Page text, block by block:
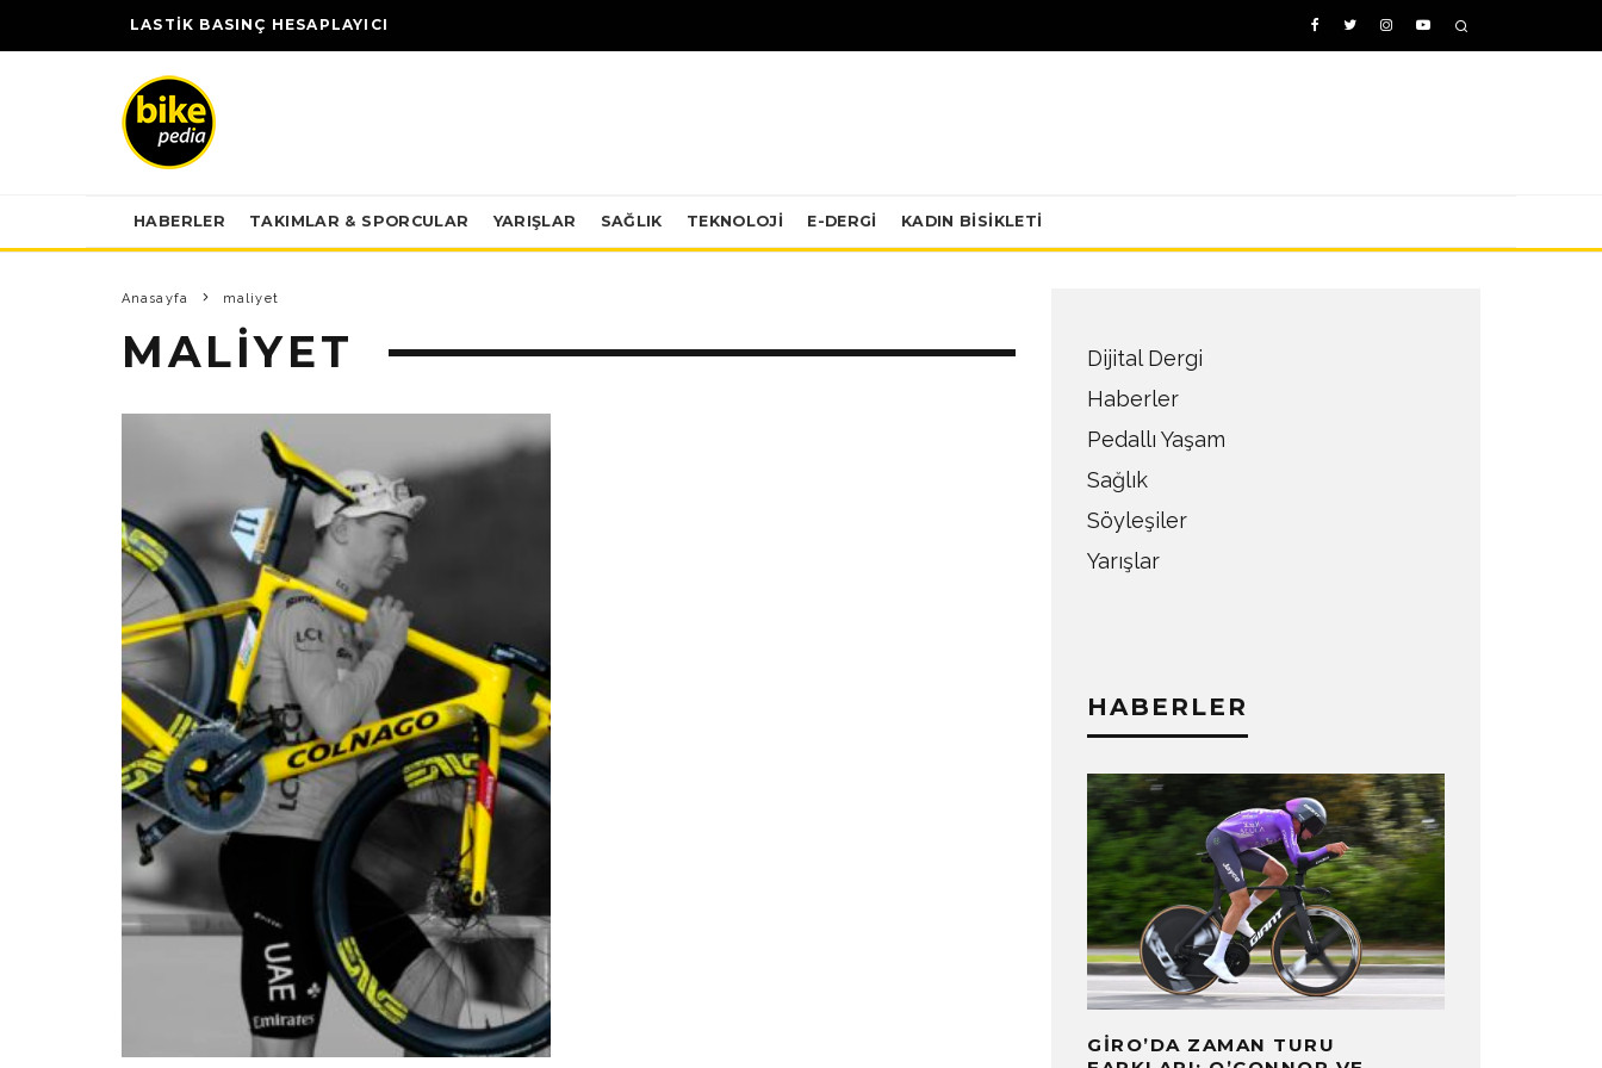
LASTİK BASINÇ HESAPLAYICI
HABERLER TAKIMLAR & SPORCULAR YARIŞLAR SAĞLIK TEKNOLOJI E-DERGİ KADIN BISIKLETI
Anasayfa maliyet
MALIYET
Dijital Dergi
Haberler
Pedallı Yaşam
Sağlık
Söyleşiler
Yarışlar
HABERLER
GIRO’DA ZAMAN TURU